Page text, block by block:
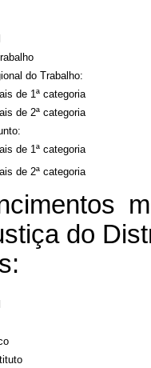
do Trabalho:
de 1ª categoria
de 2ª categoria
de 1ª categoria
de 2ª categoria
do